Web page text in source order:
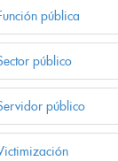
pública
público
público